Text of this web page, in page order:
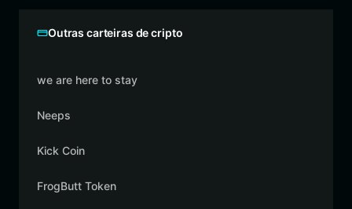
Outras carteiras de cripto
we are here to stay
Neeps
Kick Coin
FrogButt Token